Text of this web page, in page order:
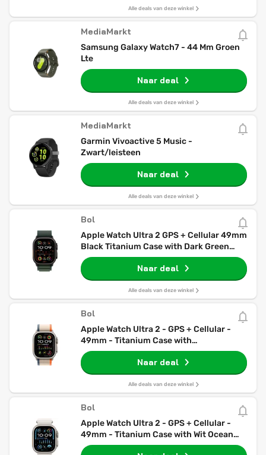
Alle deals van deze winkel
MediaMarkt
Samsung Galaxy Watch7 - 44 Mm Groen
Lte
Naar deal
Alle deals van deze winkel
MediaMarkt
Garmin Vivoactive 5 Music -
Zwart/leisteen
Naar deal
Alle deals van deze winkel
Bol
Apple Watch Ultra 2 GPS + Cellular 49mm
Black Titanium Case with Dark Green
Alpine Loop - Medium
Naar deal
Alle deals van deze winkel
Bol
Apple Watch Ultra 2 - GPS + Cellular -
49mm - Titanium Case with
Orange/Beige Trail Loop - M/L
Naar deal
Alle deals van deze winkel
Bol
Apple Watch Ultra 2 - GPS + Cellular -
49mm - Titanium Case with Wit Ocean
Band